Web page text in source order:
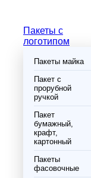
Пакеты с
логотипом
Пакеты майка
Пакет с
прорубной
ручкой
Пакет
бумажный,
крафт,
картонный
Пакеты
фасовочные